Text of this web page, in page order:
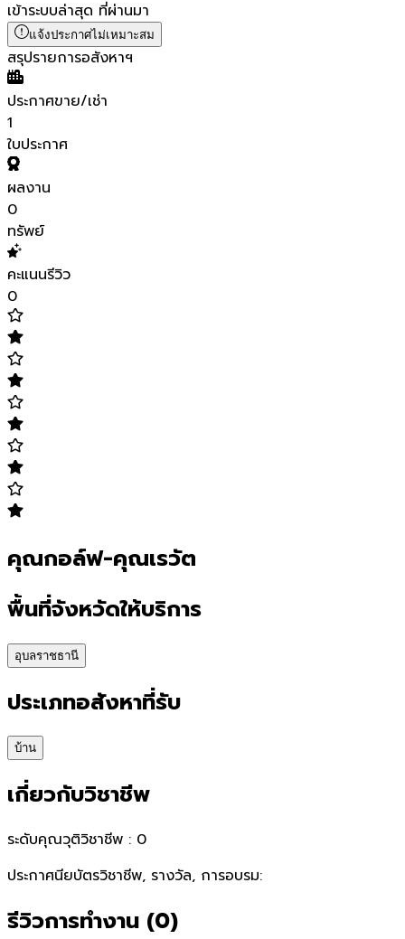
เข้าระบบล่าสุด ที่ผ่านมา
แจ้งประกาศไม่เหมาะสม
สรุปรายการอสังหาฯ
ประกาศขาย/เช่า
1
ใบประกาศ
ผลงาน
0
ทรัพย์
คะแนนรีวิว
0
คุณกอล์ฟ-คุณเรวัต
พื้นที่จังหวัดให้บริการ
อุบลราชธานี
ประเภทอสังหาที่รับ
บ้าน
เกี่ยวกับวิชาชีพ
ระดับคุณวุติวิชาชีพ : 0
ประกาศนียบัตรวิชาชีพ, รางวัล, การอบรม:
รีวิวการทำงาน (0)